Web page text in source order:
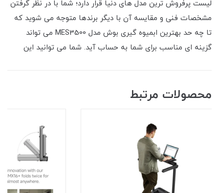
لیست پرفروش ترین مدل های دنیا قرار دارد؛ شما با در نظر گرفتن
مشخصات فنی و مقایسه آن با دیگر برندها متوجه می شوید که
تا چه حد بهترین ابمیوه گیری بوش مدل MES3500 می تواند
گزینه ای مناسب برای شما به حساب آید. شما می توانید این
محصولات مرتبط